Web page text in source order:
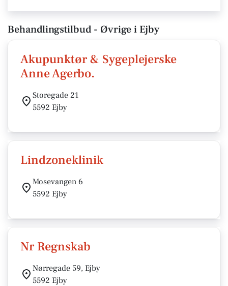
Behandlingstilbud - Øvrige i Ejby
Akupunktør & Sygeplejerske
Anne Agerbo.
Storegade 21
5592 Ejby
Lindzoneklinik
Mosevangen 6
5592 Ejby
Nr Regnskab
Nørregade 59, Ejby
5592 Ejby